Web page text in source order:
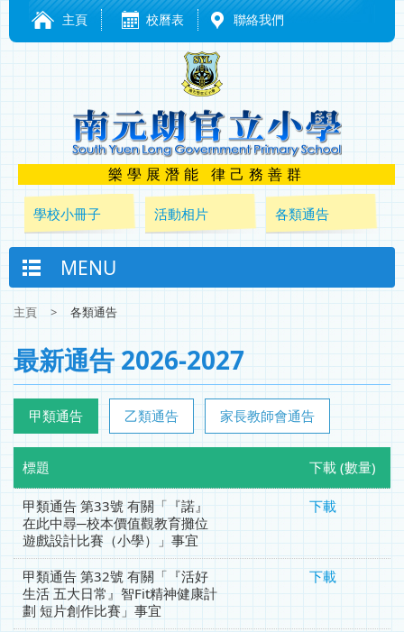
主頁 校曆表 聯絡我們
樂學展潛能 律己務善群
學校小冊子 活動相片 各類通告
MENU
主頁 > 各類通告
最新通告 2026-2027
甲類通告 乙類通告 家長教師會通告
標題 下載 (數量)
甲類通告 第33號 有關「『諾』
在此中尋─校本價值觀教育攤位
遊戲設計比賽（小學）」事宜
下載
甲類通告 第32號 有關「『活好
生活 五大日常』智Fit精神健康計
劃 短片創作比賽」事宜
下載